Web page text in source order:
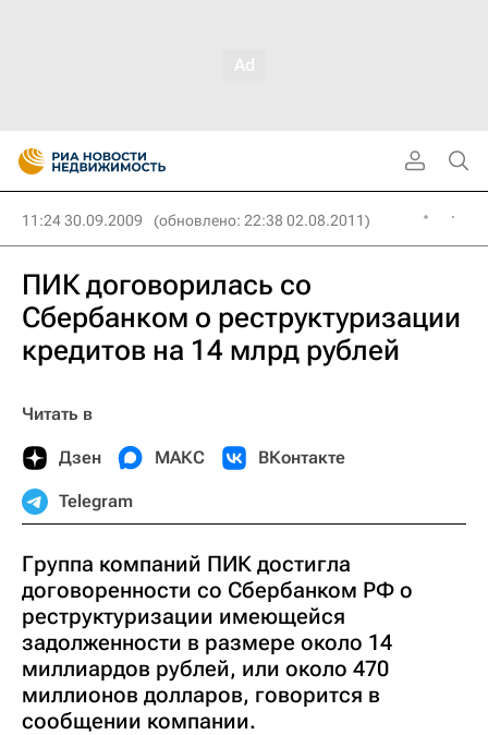
11:24 30.09.2009 (обновлено: 22:38 02.08.2011)
ПИК договорилась со
Сбербанком о реструктуризации
кредитов на 14 млрд рублей
Читать в
Дзен МАКС ВКонтакте
Telegram
Группа компаний ПИК достигла
договоренности со Сбербанком РФ о
реструктуризации имеющейся
задолженности в размере около 14
миллиардов рублей, или около 470
миллионов долларов, говорится в
сообщении компании.